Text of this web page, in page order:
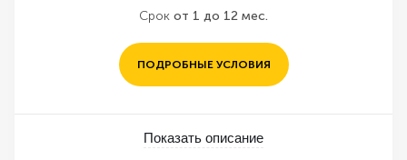
Срок от 1 до 12 мес.
ПОДРОБНЫЕ УСЛОВИЯ
Показать описание